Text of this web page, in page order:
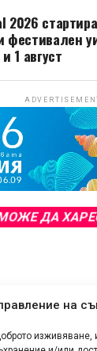
на
изживяване,
2026
фестивален
1 август
ДА